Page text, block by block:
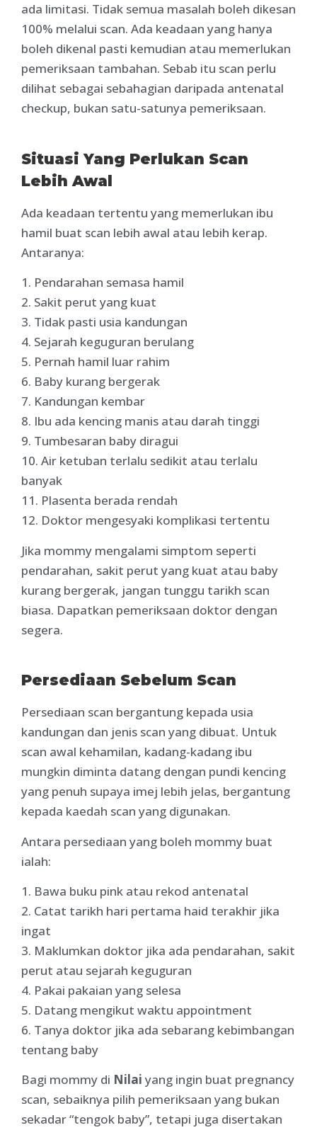
ada limitasi. Tidak semua masalah boleh dikesan
100% melalui scan. Ada keadaan yang hanya
boleh dikenal pasti kemudian atau memerlukan
pemeriksaan tambahan. Sebab itu scan perlu
dilihat sebagai sebahagian daripada antenatal
checkup, bukan satu-satunya pemeriksaan.
Situasi Yang Perlukan Scan
Lebih Awal
Ada keadaan tertentu yang memerlukan ibu
hamil buat scan lebih awal atau lebih kerap.
Antaranya:
1. Pendarahan semasa hamil
2. Sakit perut yang kuat
3. Tidak pasti usia kandungan
4. Sejarah keguguran berulang
5. Pernah hamil luar rahim
6. Baby kurang bergerak
7. Kandungan kembar
8. Ibu ada kencing manis atau darah tinggi
9. Tumbesaran baby diragui
10. Air ketuban terlalu sedikit atau terlalu
banyak
11. Plasenta berada rendah
12. Doktor mengesyaki komplikasi tertentu
Jika mommy mengalami simptom seperti
pendarahan, sakit perut yang kuat atau baby
kurang bergerak, jangan tunggu tarikh scan
biasa. Dapatkan pemeriksaan doktor dengan
segera.
Persediaan Sebelum Scan
Persediaan scan bergantung kepada usia
kandungan dan jenis scan yang dibuat. Untuk
scan awal kehamilan, kadang-kadang ibu
mungkin diminta datang dengan pundi kencing
yang penuh supaya imej lebih jelas, bergantung
kepada kaedah scan yang digunakan.
Antara persediaan yang boleh mommy buat
ialah:
1. Bawa buku pink atau rekod antenatal
2. Catat tarikh hari pertama haid terakhir jika
ingat
3. Maklumkan doktor jika ada pendarahan, sakit
perut atau sejarah keguguran
4. Pakai pakaian yang selesa
5. Datang mengikut waktu appointment
6. Tanya doktor jika ada sebarang kebimbangan
tentang baby
Bagi mommy di Nilai yang ingin buat pregnancy
scan, sebaiknya pilih pemeriksaan yang bukan
sekadar “tengok baby”, tetapi juga disertakan